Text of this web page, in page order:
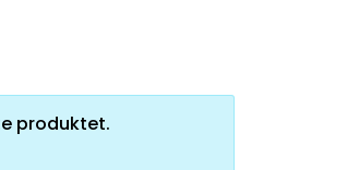
produktet.